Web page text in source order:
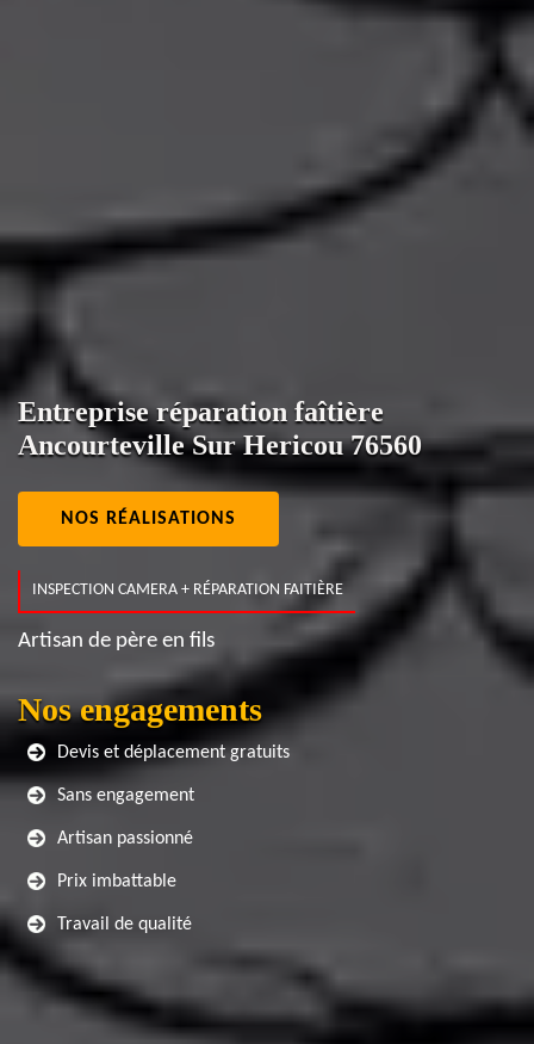
Entreprise réparation faîtière
Ancourteville Sur Hericou 76560
NOS RÉALISATIONS
INSPECTION CAMERA + RÉPARATION FAITIÈRE
Artisan de père en fils
Nos engagements
Devis et déplacement gratuits
Sans engagement
Artisan passionné
Prix imbattable
Travail de qualité